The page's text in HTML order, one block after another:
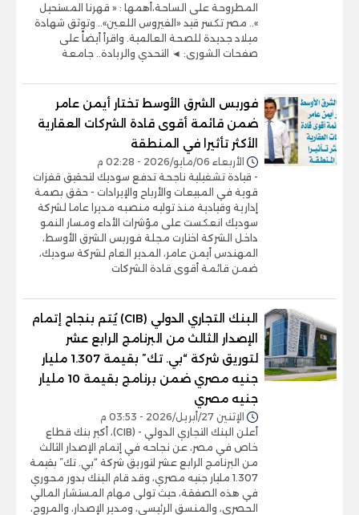
المطروحة على الساحة،أهمها : « قهرنا المستحيل
».. مصر تكسر قيد «الفيروس اللعين».. وتوثق شهادة
ميلاد جديدة للصحة العالمية. واقرأ أيضاً على
صفحات الشورى: ◄ التحدي والريادة.. جامعة
فوربس الشرق الأوسط تختار أيمن عامر
ضمن قائمة أقوى قادة الشركات العقارية
الأكثر تأثيرا في المنطقة
الأربعاء 06/مايو/2026 - 02:28 م
- قيادة تشغيلية ناجحة تدفع سوديك لتحقيق قفزات
قوية في المبيعات والأرباح والإيرادات - حقق بصمة
إدارية وقيادية منذ توليه منصبه مديرا عاما لشركة
سوديك انعكست على مؤشرات الأداء ومسار النمو
داخل الشركة اختارت مجلة فوربس الشرق الأوسط،
المهندس أيمن عامر، المدير العام لشركة سوديك،
ضمن قائمة أقوى قادة الشركات
البنك التجاري الدولي (CIB) يُتم بنجاح إتمام
الإصدار الثالث من البرنامج الرابع عشر
لتوريق شركة “بي. تك” بقيمة 1.307 مليار
جنيه مصري ضمن برنامج بقيمة 10 مليار
جنيه مصري
الإثنين 27/أبريل/2026 - 03:53 م
أعلن البنك التجاري الدولي - (CIB)، أكبر بنك قطاع
خاص في مصر، عن نجاحه في إتمام الإصدار الثالث
من البرنامج الرابع عشر لتوريق شركة “بي. تك” بقيمة
1.307 مليار جنيه مصري، وقد قام البنك بدور محوري
في هذه الصفقة، حيث تولى مهام المستشار المالي
الحصري، والمنسق الرئيسي، ومدير الإصدار، والمروج،